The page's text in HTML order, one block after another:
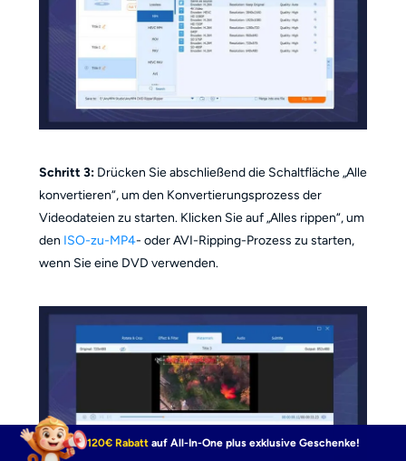
Schritt 3: Drücken Sie abschließend die Schaltfläche „Alle
konvertieren“, um den Konvertierungsprozess der
Videodateien zu starten. Klicken Sie auf „Alles rippen“, um
den ISO-zu-MP4- oder AVI-Ripping-Prozess zu starten,
wenn Sie eine DVD verwenden.
120€ Rabatt auf All-In-One plus exklusive Geschenke!